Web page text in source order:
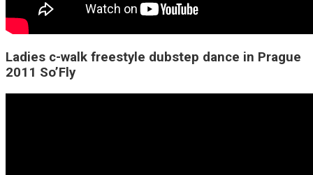
Ladies c-walk freestyle dubstep dance in Prague
2011 So’Fly